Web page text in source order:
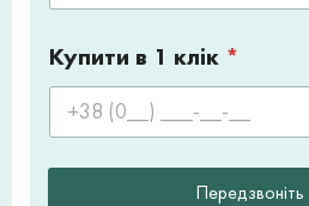
Купити в 1 клік *
Передзвоніть